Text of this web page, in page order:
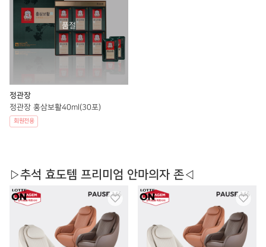
정관장
정관장 홍삼보활40ml(30포)
회원전용
▷추석 효도템 프리미엄 안마의자 존◁